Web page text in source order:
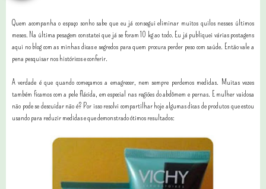
Quem acompanha o espaço sonho sabe que eu já consegui eliminar muitos quilos nesses últimos
meses. Na última pesagem constatei que já se foram 10 kg ao todo. Eu já publiquei várias postagens
aqui no blog com as minhas dicas e segredos para quem procura perder peso com saúde. Então vale a
pena pesquisar nos históricos e conferir.
A verdade é que quando começamos a emagrecer, nem sempre perdemos medidas. Muitas vezes
também ficamos com a pele flácida, em especial nas regiões do abdômem e pernas. E mulher vaidosa
não pode se descuidar não é? Por isso resolvi compartilhar hoje algumas dicas de produtos que estou
usando para reduzir medidas e que demonstrado ótimos resultados: